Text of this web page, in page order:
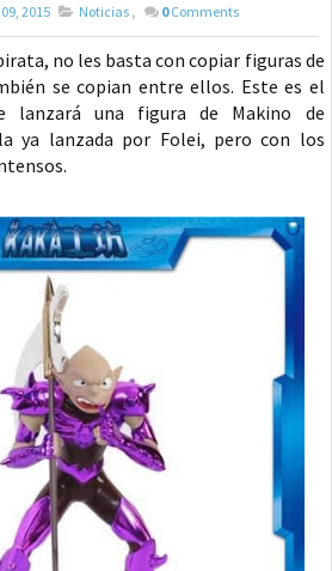
2015 Noticias , 0 Comments
no les basta con copiar figuras de
se copian entre ellos. Este es el
lanzará una figura de Makino de
ya lanzada por Folei, pero con los